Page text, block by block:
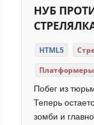
НУБ
HTML5
Платформеры
Побег из
Теперь
зомби и